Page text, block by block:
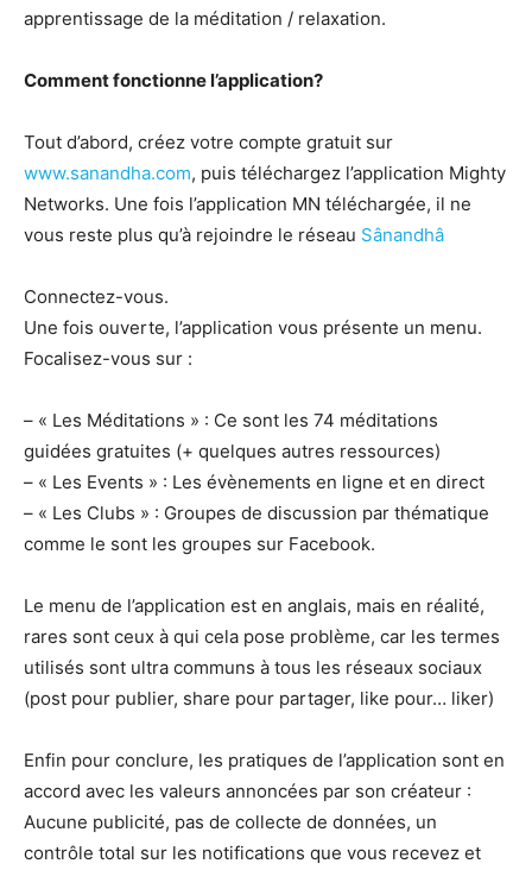
apprentissage de la méditation / relaxation.
Comment fonctionne l’application?
Tout d’abord, créez votre compte gratuit sur
www.sanandha.com, puis téléchargez l’application Mighty
Networks. Une fois l’application MN téléchargée, il ne
vous reste plus qu’à rejoindre le réseau Sânandhâ
Connectez-vous.
Une fois ouverte, l’application vous présente un menu.
Focalisez-vous sur :
– « Les Méditations » : Ce sont les 74 méditations
guidées gratuites (+ quelques autres ressources)
– « Les Events » : Les évènements en ligne et en direct
– « Les Clubs » : Groupes de discussion par thématique
comme le sont les groupes sur Facebook.
Le menu de l’application est en anglais, mais en réalité,
rares sont ceux à qui cela pose problème, car les termes
utilisés sont ultra communs à tous les réseaux sociaux
(post pour publier, share pour partager, like pour… liker)
Enfin pour conclure, les pratiques de l’application sont en
accord avec les valeurs annoncées par son créateur :
Aucune publicité, pas de collecte de données, un
contrôle total sur les notifications que vous recevez et